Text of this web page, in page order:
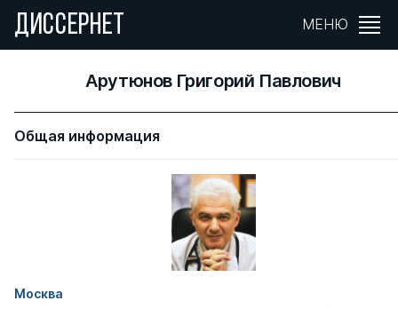
ДИССЕРНЕТ МЕНЮ
Арутюнов Григорий Павлович
Общая информация
Москва